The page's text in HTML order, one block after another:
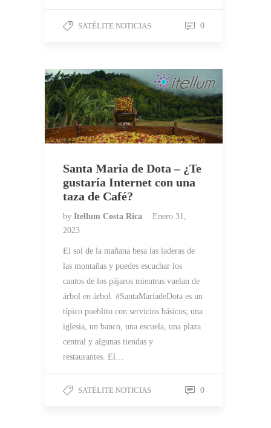
SATÉLITE NOTICIAS 0
Santa Maria de Dota – ¿Te
gustaría Internet con una
taza de Café?
by Itellum Costa Rica
Enero 31,
2023
El sol de la mañana besa las laderas de
las montañas y puedes escuchar los
cantos de los pájaros mientras vuelan de
árbol en árbol. #SantaMaríadeDota es un
típico pueblito con servicios básicos; una
iglesia, un banco, una escuela, una plaza
central y algunas tiendas y
restaurantes. El…
SATÉLITE NOTICIAS 0